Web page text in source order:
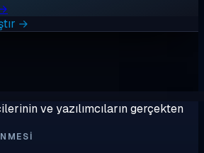
→
ve yazılımcıların gerçekten